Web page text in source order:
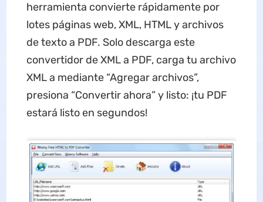
herramienta convierte rápidamente por
lotes páginas web, XML, HTML y archivos
de texto a PDF. Solo descarga este
convertidor de XML a PDF, carga tu archivo
XML a mediante “Agregar archivos”,
presiona “Convertir ahora” y listo: ¡tu PDF
estará listo en segundos!